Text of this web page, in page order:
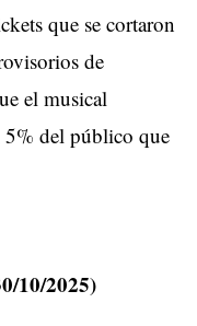
que se cortaron
de
el musical
5% del público que
10/2025)